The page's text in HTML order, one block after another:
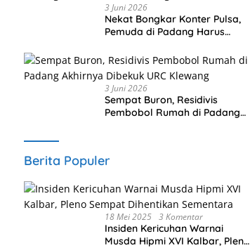
3 Juni 2026
Nekat Bongkar Konter Pulsa,
Pemuda di Padang Harus
3 Juni 2026
Sempat Buron, Residivis
Pembobol Rumah di Padang
Berita Populer
18 Mei 2025 3 Komentar
Insiden Kericuhan Warnai
Musda Hipmi XVI Kalbar, Pleno